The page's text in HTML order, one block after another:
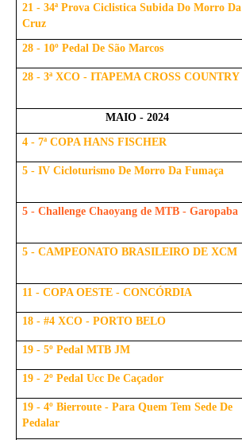
21 - 34ª Prova Ciclistica Subida Do Morro Da
Cruz
28 - 10º Pedal De São Marcos
28 - 3ª XCO - ITAPEMA CROSS COUNTRY
MAIO - 2024
4 - 7ª COPA HANS FISCHER
5 - IV Cicloturismo De Morro Da Fumaça
5 - Challenge Chaoyang de MTB - Garopaba
5 - CAMPEONATO BRASILEIRO DE XCM
11 - COPA OESTE - CONCÓRDIA
18 - #4 XCO - PORTO BELO
19 - 5º Pedal MTB JM
19 - 2º Pedal Ucc De Caçador
19 - 4º Bierroute - Para Quem Tem Sede De
Pedalar